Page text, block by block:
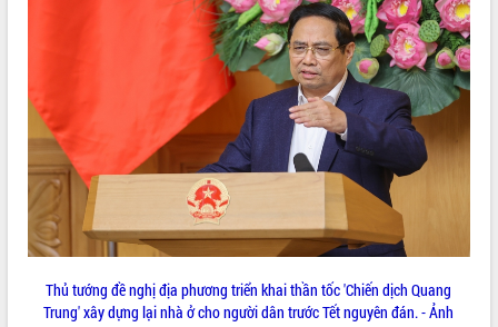
Đắk Lắk: Tôn vinh 46 giải pháp tại Hội
thi Sáng tạo Kỹ thuật 2024 - 2025
Đắk Lắk rà soát, điều chỉnh Đề án 190
về phát triển nuôi trồng thủy sản
Phó Chủ tịch UBND tỉnh Đắk Lắk
Trương Công Thái kiểm tra thực địa
Dự án cao tốc Khánh Hòa - Buôn Ma
Thuột
Định vị cà phê Việt Nam như một “di
sản sống” trong dòng chảy toàn cầu
Xây dựng nông thôn mới: Nâng cao đời
sống người dân từ những mô hình thiết
Thủ tướng đề nghị địa phương triển khai thần tốc 'Chiến dịch Quang
Trung' xây dựng lại nhà ở cho người dân trước Tết nguyên đán. - Ảnh